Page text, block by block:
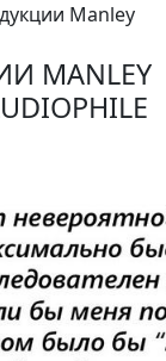
Manley
MANLEY